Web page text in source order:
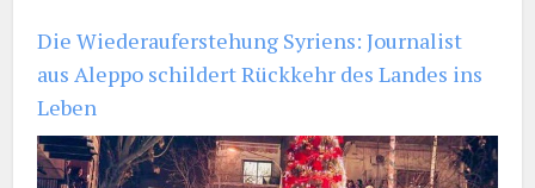
Die Wiederauferstehung Syriens: Journalist
aus Aleppo schildert Rückkehr des Landes ins
Leben